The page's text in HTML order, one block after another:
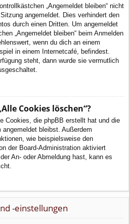
„Angemeldet bleiben“ nicht
angemeldet. Dies verhindert den
durch einen Dritten. Um angemeldet
„Angemeldet bleiben“ beim Anmelden
wenn du dich an einem
in einem Internetcafé, befindest.
steht, dann wurde sie vermutlich
Cookies löschen“?
Cookies, die phpBB erstellt hat und die
bleibst. Außerdem
wie beispielsweise den
der Board-Administration aktiviert
An- oder Abmeldung hast, kann es
-einstellungen